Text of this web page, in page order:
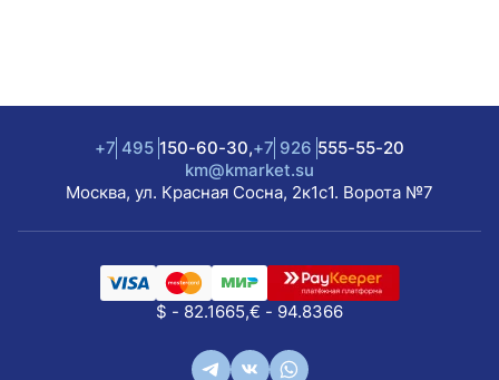
+7 495 150-60-30,+7 926 555-55-20
km@kmarket.su
Москва, ул. Красная Сосна, 2к1с1. Ворота №7
$ - 82.1665,€ - 94.8366